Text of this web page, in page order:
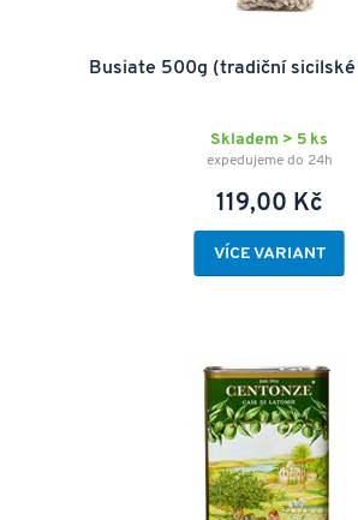
Busiate 500g (tradiční
Skladem > 5 ks
expedujeme do 24h
119,00 Kč
VÍCE VARIANT